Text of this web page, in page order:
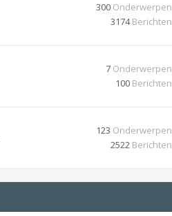
300 Onderwerpen
3174Berichten
7 Onderwerpen
100 Berichten
123 Onderwerpen
2522 Berichten